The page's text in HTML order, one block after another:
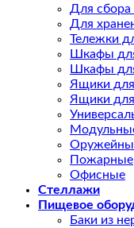
Для сбора
Для
Тележки
Шкафы
Шкафы
Ящики
Ящики для
Пожарные
Офисные
Стеллажи
Пищевое
Баки из